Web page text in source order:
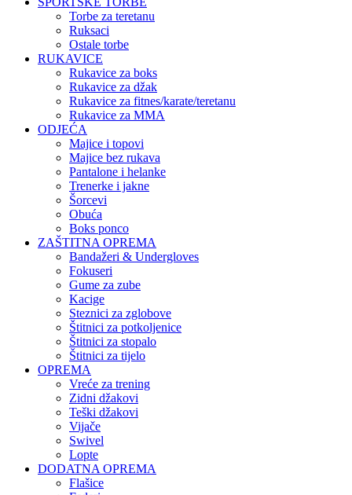
Torbe za teretanu
Ruksaci
Ostale torbe
RUKAVICE
Rukavice za boks
Rukavice za džak
Rukavice za fitnes/karate/teretanu
Rukavice za MMA
ODJEĆA
Majice i topovi
Majice bez rukava
Pantalone i helanke
Trenerke i jakne
Šorcevi
Obuća
Boks ponco
ZAŠTITNA OPREMA
Bandažeri & Undergloves
Fokuseri
Gume za zube
Kacige
Steznici za zglobove
Štitnici za potkoljenice
Štitnici za stopalo
Štitnici za tijelo
OPREMA
Vreće za trening
Zidni džakovi
Teški džakovi
Vijače
Swivel
Lopte
DODATNA OPREMA
Flašice